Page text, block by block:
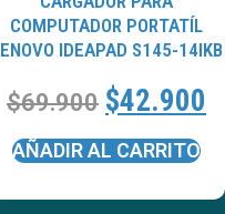
COMPUTADOR PORTATÍL
IDEAPAD S145-14IKB
$69.900 $42.900
AÑADIR AL CARRITO